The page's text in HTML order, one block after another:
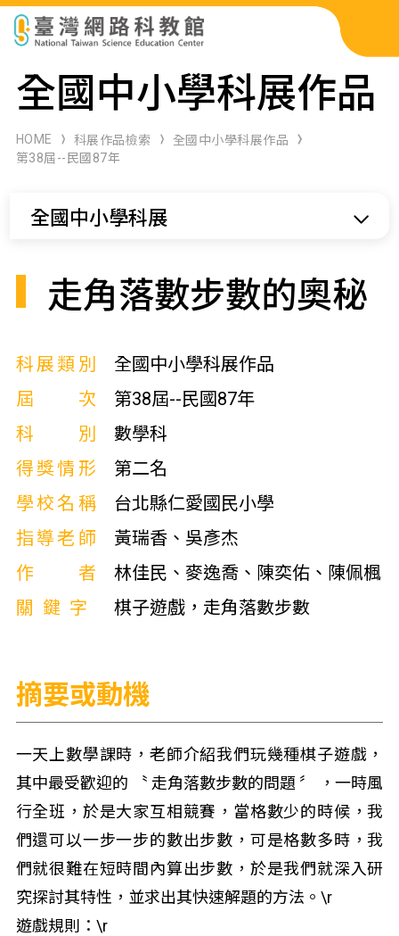
科展作品檢索
科學研習月刊
全國中小學科展作品
HOME 科展作品檢索
全國中小學科展作品
第38屆--民國87年
全國中小學科展
走角落數步數的奧秘
科展類別
全國中小學科展作品
屆次
第38屆--民國87年
科別
數學科
得獎情形
第二名
學校名稱
台北縣仁愛國民小學
指導老師
黃瑞香、吳彥杰
作者
林佳民、麥逸喬、陳奕佑、陳佩楓
關鍵字
棋子遊戲，走角落數步數
摘要或動機
一天上數學課時，老師介紹我們玩幾種棋子遊戲，
其中最受歡迎的 〝 走角落數步數的問題 〞 ，一時風
行全班，於是大家互相競賽，當格數少的時候，我
們還可以一步一步的數出步數，可是格數多時，我
們就很難在短時間內算出步數，於是我們就深入研
究探討其特性，並求出其快速解題的方法。\r
遊戲規則：\r